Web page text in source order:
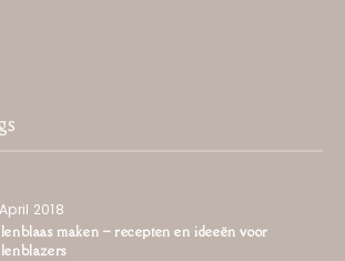
2018
maken – recepten en ideeën voor